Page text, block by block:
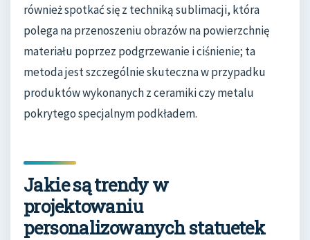
również spotkać się z techniką sublimacji, która
polega na przenoszeniu obrazów na powierzchnię
materiału poprzez podgrzewanie i ciśnienie; ta
metoda jest szczególnie skuteczna w przypadku
produktów wykonanych z ceramiki czy metalu
pokrytego specjalnym podkładem.
Jakie są trendy w
projektowaniu
personalizowanych statuetek